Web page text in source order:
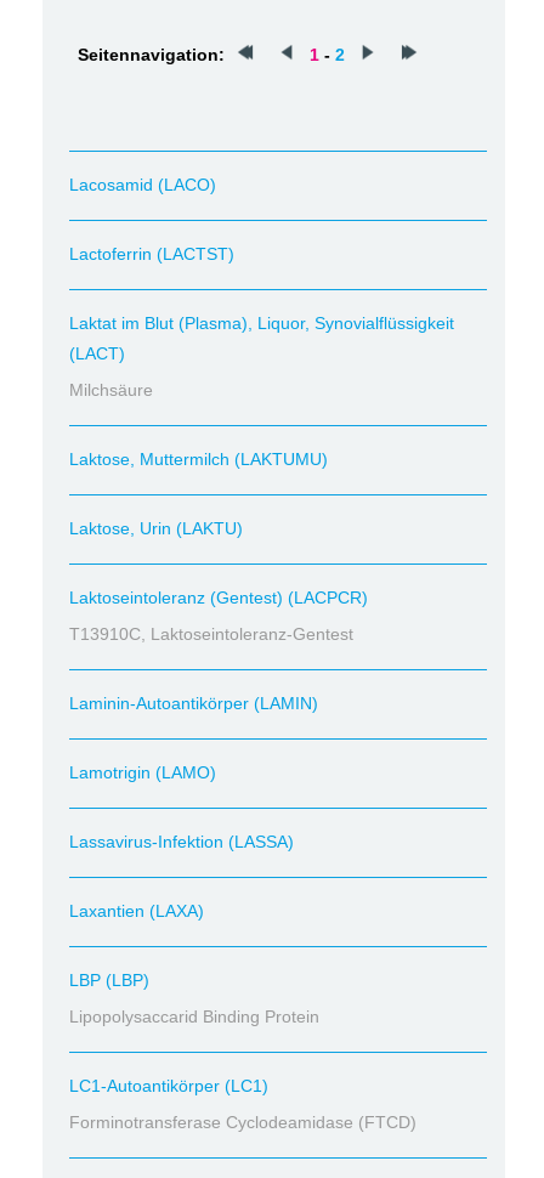
Seitennavigation: 1 - 2
Lacosamid (LACO)
Lactoferrin (LACTST)
Laktat im Blut (Plasma), Liquor, Synovialflüssigkeit
(LACT)
Milchsäure
Laktose, Muttermilch (LAKTUMU)
Laktose, Urin (LAKTU)
Laktoseintoleranz (Gentest) (LACPCR)
T13910C, Laktoseintoleranz-Gentest
Laminin-Autoantikörper (LAMIN)
Lamotrigin (LAMO)
Lassavirus-Infektion (LASSA)
Laxantien (LAXA)
LBP (LBP)
Lipopolysaccarid Binding Protein
LC1-Autoantikörper (LC1)
Forminotransferase Cyclodeamidase (FTCD)